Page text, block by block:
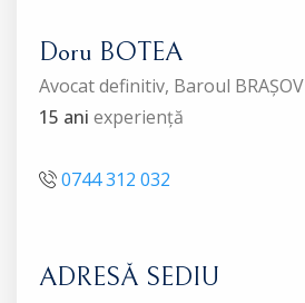
Doru BOTEA
Avocat definitiv, Baroul BRAȘOV
15 ani experiență
0744 312 032
ADRESĂ SEDIU